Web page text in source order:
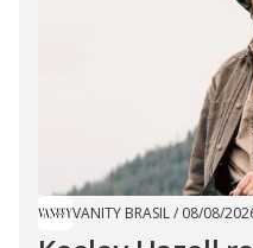
VANITY BRASIL/ 08/08/